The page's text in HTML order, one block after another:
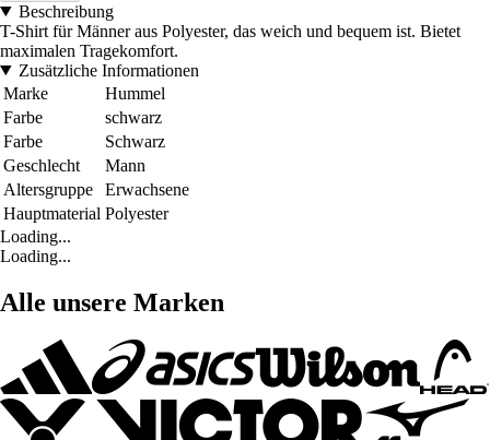
Beschreibung
T-Shirt für Männer aus Polyester, das weich und bequem ist. Bietet
maximalen Tragekomfort.
Zusätzliche Informationen
Marke
Hummel
Farbe
schwarz
Farbe
Schwarz
Geschlecht
Mann
Altersgruppe
Erwachsene
Hauptmaterial Polyester
Loading...
Loading...
Alle unsere Marken